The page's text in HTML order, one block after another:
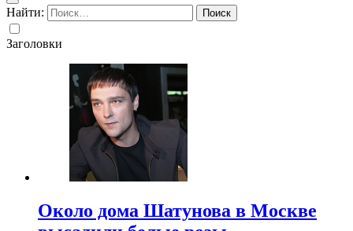
Найти:
Заголовки
Около дома Шатунова в Москве